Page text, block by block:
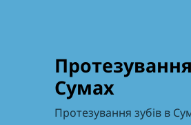
Сумах
Протезування зубів в